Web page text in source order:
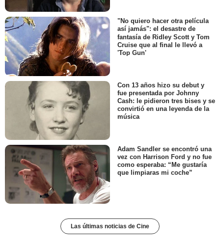
"No quiero hacer otra película
así jamás": el desastre de
fantasía de Ridley Scott y Tom
Cruise que al final le llevó a
'Top Gun'
Con 13 años hizo su debut y
fue presentada por Johnny
Cash: le pidieron tres bises y se
convirtió en una leyenda de la
música
Adam Sandler se encontró una
vez con Harrison Ford y no fue
como esperaba: “Me gustaría
que limpiaras mi coche”
Las últimas noticias de Cine